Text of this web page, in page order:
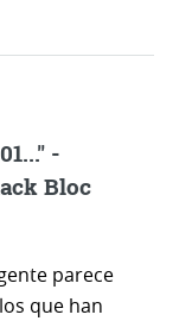
-
Bloc
parece
que han